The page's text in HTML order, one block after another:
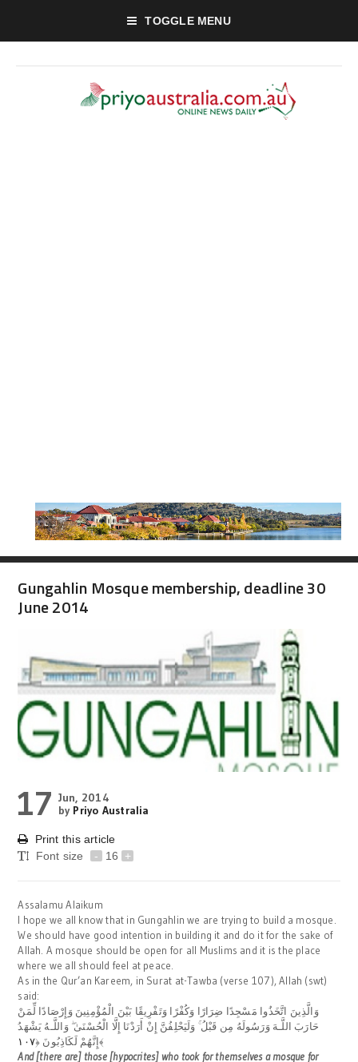
TOGGLE MENU
Gungahlin Mosque membership, deadline 30
June 2014
17 Jun, 2014
by Priyo Australia
Print this article
Font size
- 16 +
Assalamu Alaikum
I hope we all know that in Gungahlin we are trying to build a mosque.
We should have good intention in building it and do it for the sake of
Allah. A mosque should be open for all Muslims and it is the place
where we all should feel at peace.
As in the Qur’an Kareem, in Surat at-Tawba (verse 107), Allah (swt)
said:
وَالَّذِينَ اتَّخَذُوا مَسْجِدًا ضِرَارًا وَكُفْرًا وَتَفْرِيقًا بَيْنَ الْمُؤْمِنِينَ وَإِرْصَادًا لِّمَنْ
حَارَبَ اللَّـهَ وَرَسُولَهُ مِن قَبْلُۚ وَلَيَحْلِفُنَّ إِنْ أَرَدْنَا إِلَّا الْحُسْنَىٰۖ وَاللَّـهُ يَشْهَدُ
إِنَّهُمْ لَكَاذِبُونَ ﴿١٠٧
﴾
And [there are] those [hypocrites] who took for themselves a mosque for